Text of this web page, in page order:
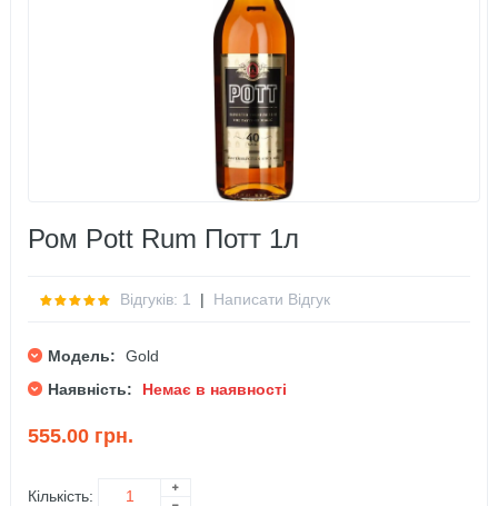
Ром Pott Rum Потт 1л
Відгуків: 1 | Написати Відгук
Модель:
Gold
Наявність:
Немає в наявності
555.00 грн.
Кількість: